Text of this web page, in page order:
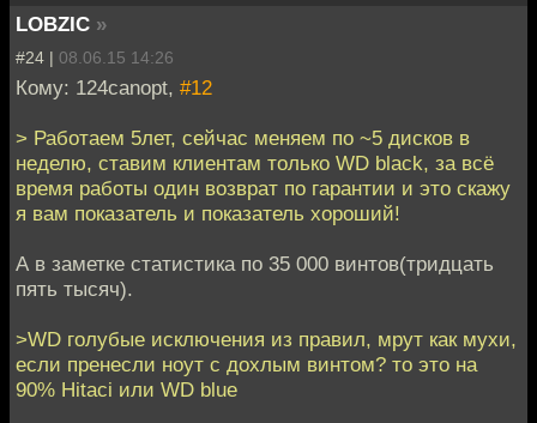
LOBZIC »
#24 | 08.06.15 14:26
Кому: 124canopt, #12
> Работаем 5лет, сейчас меняем по ~5 дисков в
неделю, ставим клиентам только WD black, за всё
время работы один возврат по гарантии и это скажу
я вам показатель и показатель хороший!
А в заметке статистика по 35 000 винтов(тридцать
пять тысяч).
>WD голубые исключения из правил, мрут как мухи,
если пренесли ноут с дохлым винтом? то это на
90% Hitaci или WD blue